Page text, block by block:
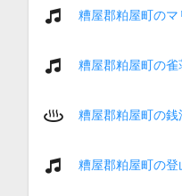
糟屋郡粕屋町のマ
糟屋郡粕屋町の雀
糟屋郡粕屋町の銭
糟屋郡粕屋町の登